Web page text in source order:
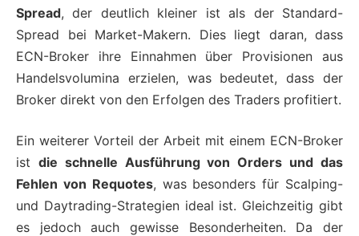
Spread, der deutlich kleiner ist als der Standard-
Spread bei Market-Makern. Dies liegt daran, dass
ECN-Broker ihre Einnahmen über Provisionen aus
Handelsvolumina erzielen, was bedeutet, dass der
Broker direkt von den Erfolgen des Traders profitiert.
Ein weiterer Vorteil der Arbeit mit einem ECN-Broker
ist die schnelle Ausführung von Orders und das
Fehlen von Requotes, was besonders für Scalping-
und Daytrading-Strategien ideal ist. Gleichzeitig gibt
es jedoch auch gewisse Besonderheiten. Da der